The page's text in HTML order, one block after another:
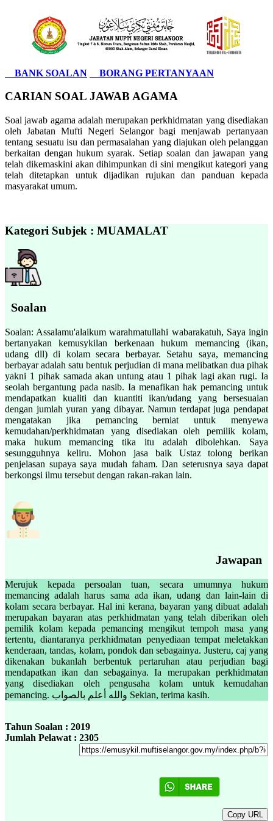
BANK SOALAN BORANG PERTANYAAN
CARIAN SOAL JAWAB AGAMA
Soal jawab agama adalah merupakan perkhidmatan yang disediakan
oleh Jabatan Mufti Negeri Selangor bagi menjawab pertanyaan
tentang sesuatu isu dan permasalahan yang diajukan oleh pelanggan
berkaitan dengan hukum syarak. Setiap soalan dan jawapan yang
telah dikemaskini akan dihimpunkan di sini mengikut kategori yang
telah ditetapkan untuk dijadikan rujukan dan panduan kepada
masyarakat umum.
Kategori Subjek : MUAMALAT
Soalan
Soalan: Assalamu'alaikum warahmatullahi wabarakatuh, Saya ingin
bertanyakan kemusykilan berkenaan hukum memancing (ikan,
udang dll) di kolam secara berbayar. Setahu saya, memancing
berbayar adalah satu bentuk perjudian di mana melibatkan dua pihak
yakni 1 pihak samada akan untung atau 1 pihak lagi akan rugi. Ia
seolah bergantung pada nasib. Ia menafikan hak pemancing untuk
mendapatkan kualiti dan kuantiti ikan/udang yang bersesuaian
dengan jumlah yuran yang dibayar. Namun terdapat juga pendapat
mengatakan jika pemancing berniat untuk menyewa
kemudahan/perkhidmatan yang disediakan oleh pemilik kolam,
maka hukum memancing tika itu adalah dibolehkan. Saya
sesungguhnya keliru. Mohon jasa baik Ustaz tolong berikan
penjelasan supaya saya mudah faham. Dan seterusnya saya dapat
berkongsi ilmu tersebut dengan rakan-rakan lain.
Jawapan
Merujuk kepada persoalan tuan, secara umumnya hukum
memancing adalah harus sama ada ikan, udang dan lain-lain di
kolam secara berbayar. Hal ini kerana, bayaran yang dibuat adalah
merupakan bayaran atas perkhidmatan yang telah diberikan oleh
pemilik kolam kepada pemancing mengikut tempoh masa yang
tertentu, diantaranya perkhidmatan penyediaan tempat meletakkan
kenderaan, tandas, kolam, pondok dan sebagainya. Justeru, caj yang
dikenakan bukanlah berbentuk pertaruhan atau perjudian bagi
mendapatkan ikan dan sebagainya. Ia merupakan perkhidmatan
yang disediakan oleh pengusaha kolam untuk kemudahan
pemancing. والله أعلم بالصواب Sekian, terima kasih.
Tahun Soalan : 2019
Jumlah Pelawat : 2305
Copy URL